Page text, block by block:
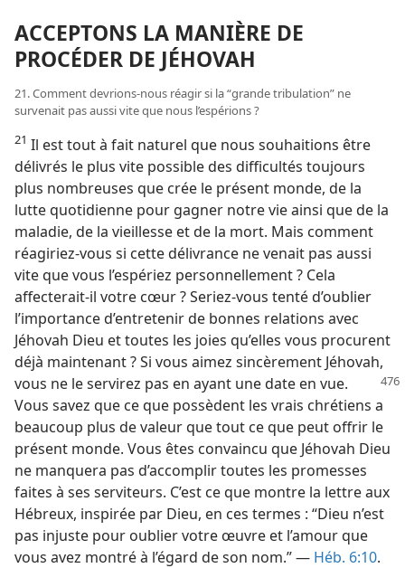
ACCEPTONS LA MANIÈRE DE
PROCÉDER DE JÉHOVAH
21. Comment devrions-​nous réagir si la “grande tribulation” ne
survenait pas aussi vite que nous l’espérions ?
21 Il est tout à fait naturel que nous souhaitions être
délivrés le plus vite possible des difficultés toujours
plus nombreuses que crée le présent monde, de la
lutte quotidienne pour gagner notre vie ainsi que de la
maladie, de la vieillesse et de la mort. Mais comment
réagiriez-​vous si cette délivrance ne venait pas aussi
vite que vous l’espériez personnellement ? Cela
affecterait-​il votre cœur ? Seriez-​vous tenté d’oublier
l’importance d’entretenir de bonnes relations avec
Jéhovah Dieu et toutes les joies qu’elles vous procurent
déjà maintenant ? Si vous aimez sincèrement Jéhovah,
vous ne le servirez pas en ayant une date en vue.
Vous savez que ce que possèdent les vrais chrétiens a
beaucoup plus de valeur que tout ce que peut offrir le
présent monde. Vous êtes convaincu que Jéhovah Dieu
ne manquera pas d’accomplir toutes les promesses
faites à ses serviteurs. C’est ce que montre la lettre aux
Hébreux, inspirée par Dieu, en ces termes : “Dieu n’est
pas injuste pour oublier votre œuvre et l’amour que
vous avez montré à l’égard de son nom.” — Héb. 6:10.